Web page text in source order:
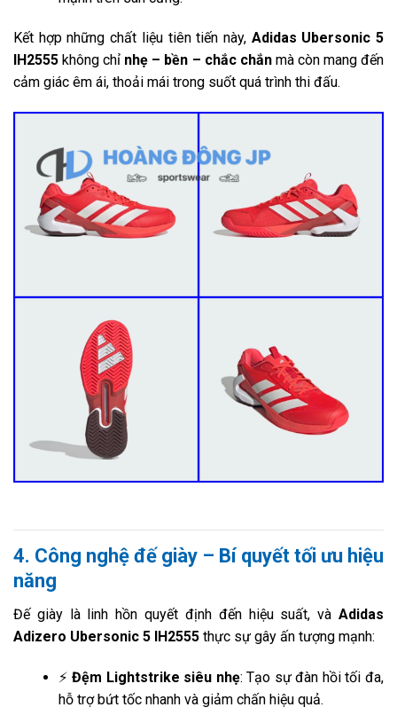
Kết hợp những chất liệu tiên tiến này, Adidas Ubersonic 5
IH2555 không chỉ nhẹ – bền – chắc chắnmà còn mang đến
cảm giác êm ái, thoải mái trong suốt quá trình thi đấu.
4. Công nghệ đế giày – Bí quyết tối ưu hiệu
năng
Đế giày là linh hồn quyết định đến hiệu suất, và Adidas
Adizero Ubersonic 5 IH2555 thực sự gây ấn tượng mạnh:
⚡ Đệm Lightstrike siêu nhẹ: Tạo sự đàn hồi tối đa,
hỗ trợ bứt tốc nhanh và giảm chấn hiệu quả.